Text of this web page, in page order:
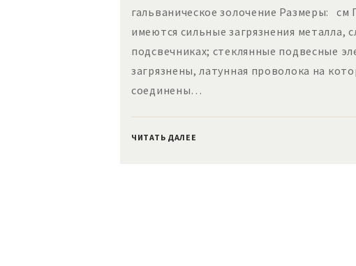
гальваническое золочение Размеры: см
имеются сильные загрязнения металла,
подсвечниках; стеклянные подвесные
загрязнены, латунная проволока на
соединены…
ЧИТАТЬ ДАЛЕЕ